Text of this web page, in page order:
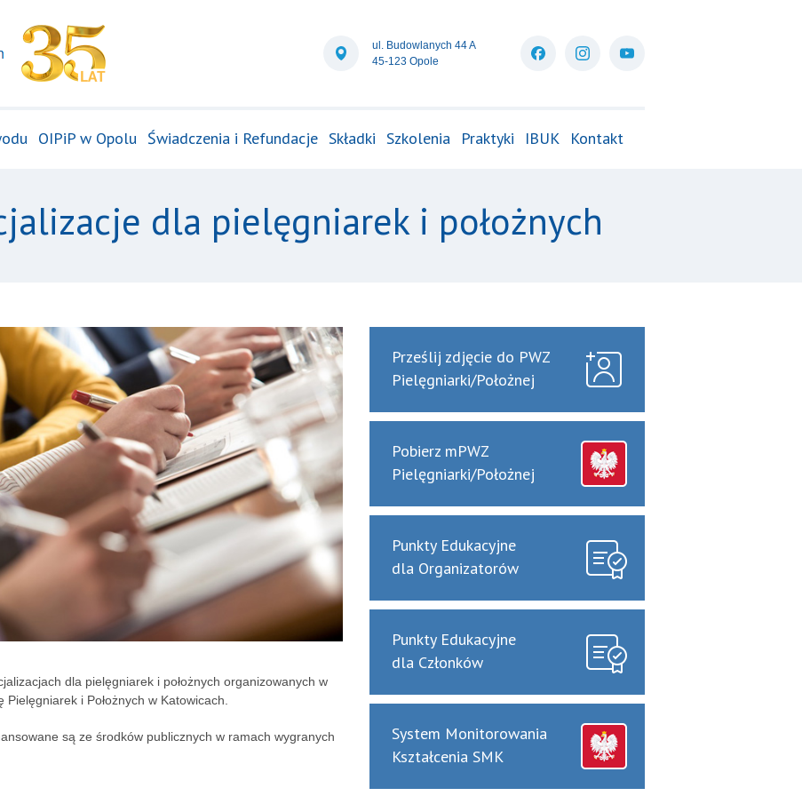
ul. Budowlanych 44 A
45-123 Opole
OIPiP w Opolu Świadczenia i Refundacje Składki Szkolenia Praktyki IBUK Kontakt
dla pielęgniarek i położnych
dla pielęgniarek i położnych organizowanych w
i Położnych w Katowicach.
są ze środków publicznych w ramach wygranych
Prześlij zdjęcie do PWZ
Pielęgniarki/Położnej
Pobierz mPWZ
Pielęgniarki/Położnej
Punkty Edukacyjne
dla Organizatorów
Punkty Edukacyjne
dla Członków
System Monitorowania
Kształcenia SMK